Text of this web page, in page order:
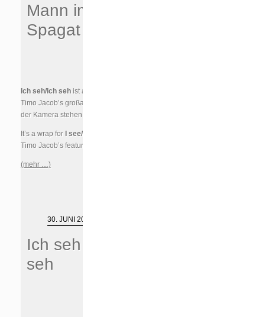
Mann im
Spagat
Ich seh/Ich seh ist abgedreht! Als nächstes wird Susanne für
Timo Jacob’s großartige Kinokomödie ‚
der Kamera stehen.
It’s a wrap for I see/I see
Timo Jacob’s feature comedy ‚
(mehr …)
30. JUNI 2013
Ich seh / Ich
seh